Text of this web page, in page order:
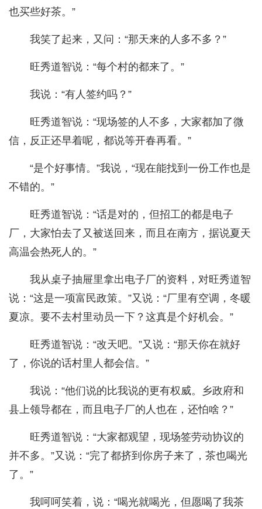
也买些好茶。”
我笑了起来，又问：“那天来的人多不多？”
旺秀道智说：“每个村的都来了。”
我说：“有人签约吗？”
旺秀道智说：“现场签的人不多，大家都加了微
信，反正还早着呢，都说等开春再看。”
“是个好事情。”我说，“现在能找到一份工作也是
不错的。”
旺秀道智说：“话是对的，但招工的都是电子
厂，大家怕去了又被送回来，而且在南方，据说夏天
高温会热死人的。”
我从桌子抽屉里拿出电子厂的资料，对旺秀道智
说：“这是一项富民政策。”又说：“厂里有空调，冬暖
夏凉。要不去村里动员一下？这真是个好机会。”
旺秀道智说：“改天吧。”又说：“那天你在就好
了，你说的话村里人都会信。”
我说：“他们说的比我说的更有权威。乡政府和
县上领导都在，而且电子厂的人也在，还怕啥？”
旺秀道智说：“大家都观望，现场签劳动协议的
并不多。”又说：“完了都挤到你房子来了，茶也喝光
了。”
我呵呵笑着，说：“喝光就喝光，但愿喝了我茶